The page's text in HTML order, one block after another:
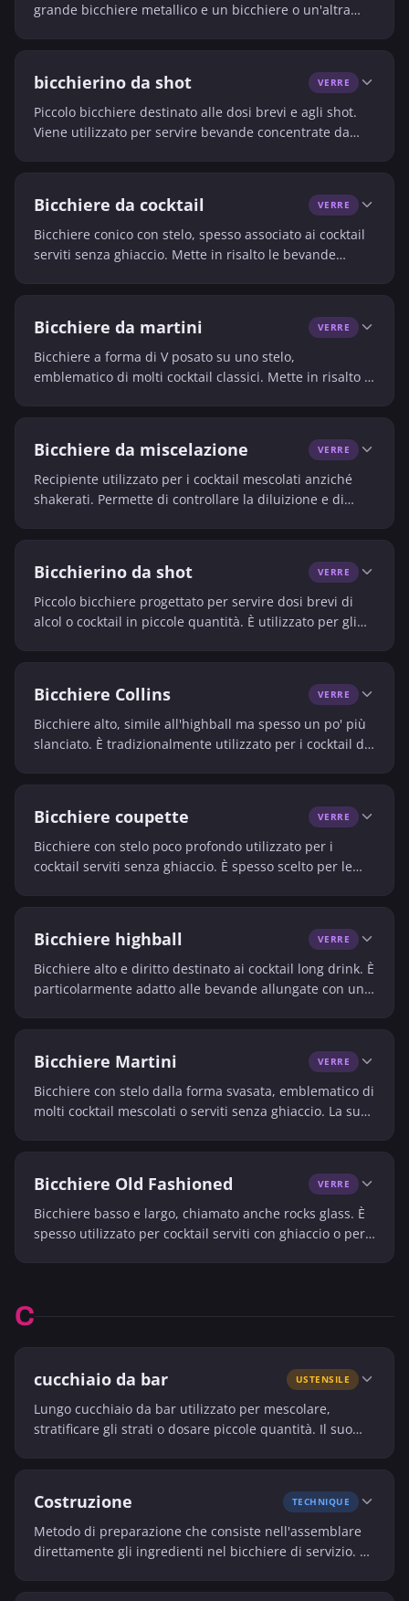
grande bicchiere metallico e un bicchiere o un'altra
sua capacità, la sua solidità e la rapidità d'uso.
bicchierino da shot VERRE
Piccolo bicchiere destinato alle dosi brevi e agli shot.
Viene utilizzato per servire bevande concentrate da
Bicchiere da cocktail VERRE
Bicchiere conico con stelo, spesso associato ai cocktail
serviti senza ghiaccio. Mette in risalto le bevande
Bicchiere da martini VERRE
Bicchiere a forma di V posato su uno stelo,
emblematico di molti cocktail classici. Mette in risalto le
Bicchiere da miscelazione VERRE
Recipiente utilizzato per i cocktail mescolati anziché
shakerati. Permette di controllare la diluizione e di
Bicchierino da shot VERRE
Piccolo bicchiere progettato per servire dosi brevi di
alcol o cocktail in piccole quantità. È utilizzato per gli
Bicchiere Collins VERRE
Bicchiere alto, simile all'highball ma spesso un po' più
slanciato. È tradizionalmente utilizzato per i cocktail di
Bicchiere coupette VERRE
Bicchiere con stelo poco profondo utilizzato per i
cocktail serviti senza ghiaccio. È spesso scelto per le
Bicchiere highball VERRE
Bicchiere alto e diritto destinato ai cocktail long drink. È
particolarmente adatto alle bevande allungate con un
Bicchiere Martini VERRE
Bicchiere con stelo dalla forma svasata, emblematico di
molti cocktail mescolati o serviti senza ghiaccio. La sua
bevanda.
Bicchiere Old Fashioned VERRE
Bicchiere basso e largo, chiamato anche rocks glass. È
spesso utilizzato per cocktail serviti con ghiaccio o per
C
cucchiaio da bar USTENSILE
Lungo cucchiaio da bar utilizzato per mescolare,
stratificare gli strati o dosare piccole quantità. Il suo
bicchiere stretto.
Costruzione TECHNIQUE
Metodo di preparazione che consiste nell'assemblare
direttamente gli ingredienti nel bicchiere di servizio. È
bevande effervescenti.